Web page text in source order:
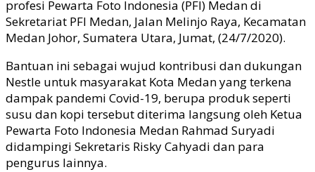
profesi Pewarta Foto Indonesia (PFI) Medan di
Sekretariat PFI Medan, Jalan Melinjo Raya, Kecamatan
Medan Johor, Sumatera Utara, Jumat, (24/7/2020).
Bantuan ini sebagai wujud kontribusi dan dukungan
Nestle untuk masyarakat Kota Medan yang terkena
dampak pandemi Covid-19, berupa produk seperti
susu dan kopi tersebut diterima langsung oleh Ketua
Pewarta Foto Indonesia Medan Rahmad Suryadi
didampingi Sekretaris Risky Cahyadi dan para
pengurus lainnya.